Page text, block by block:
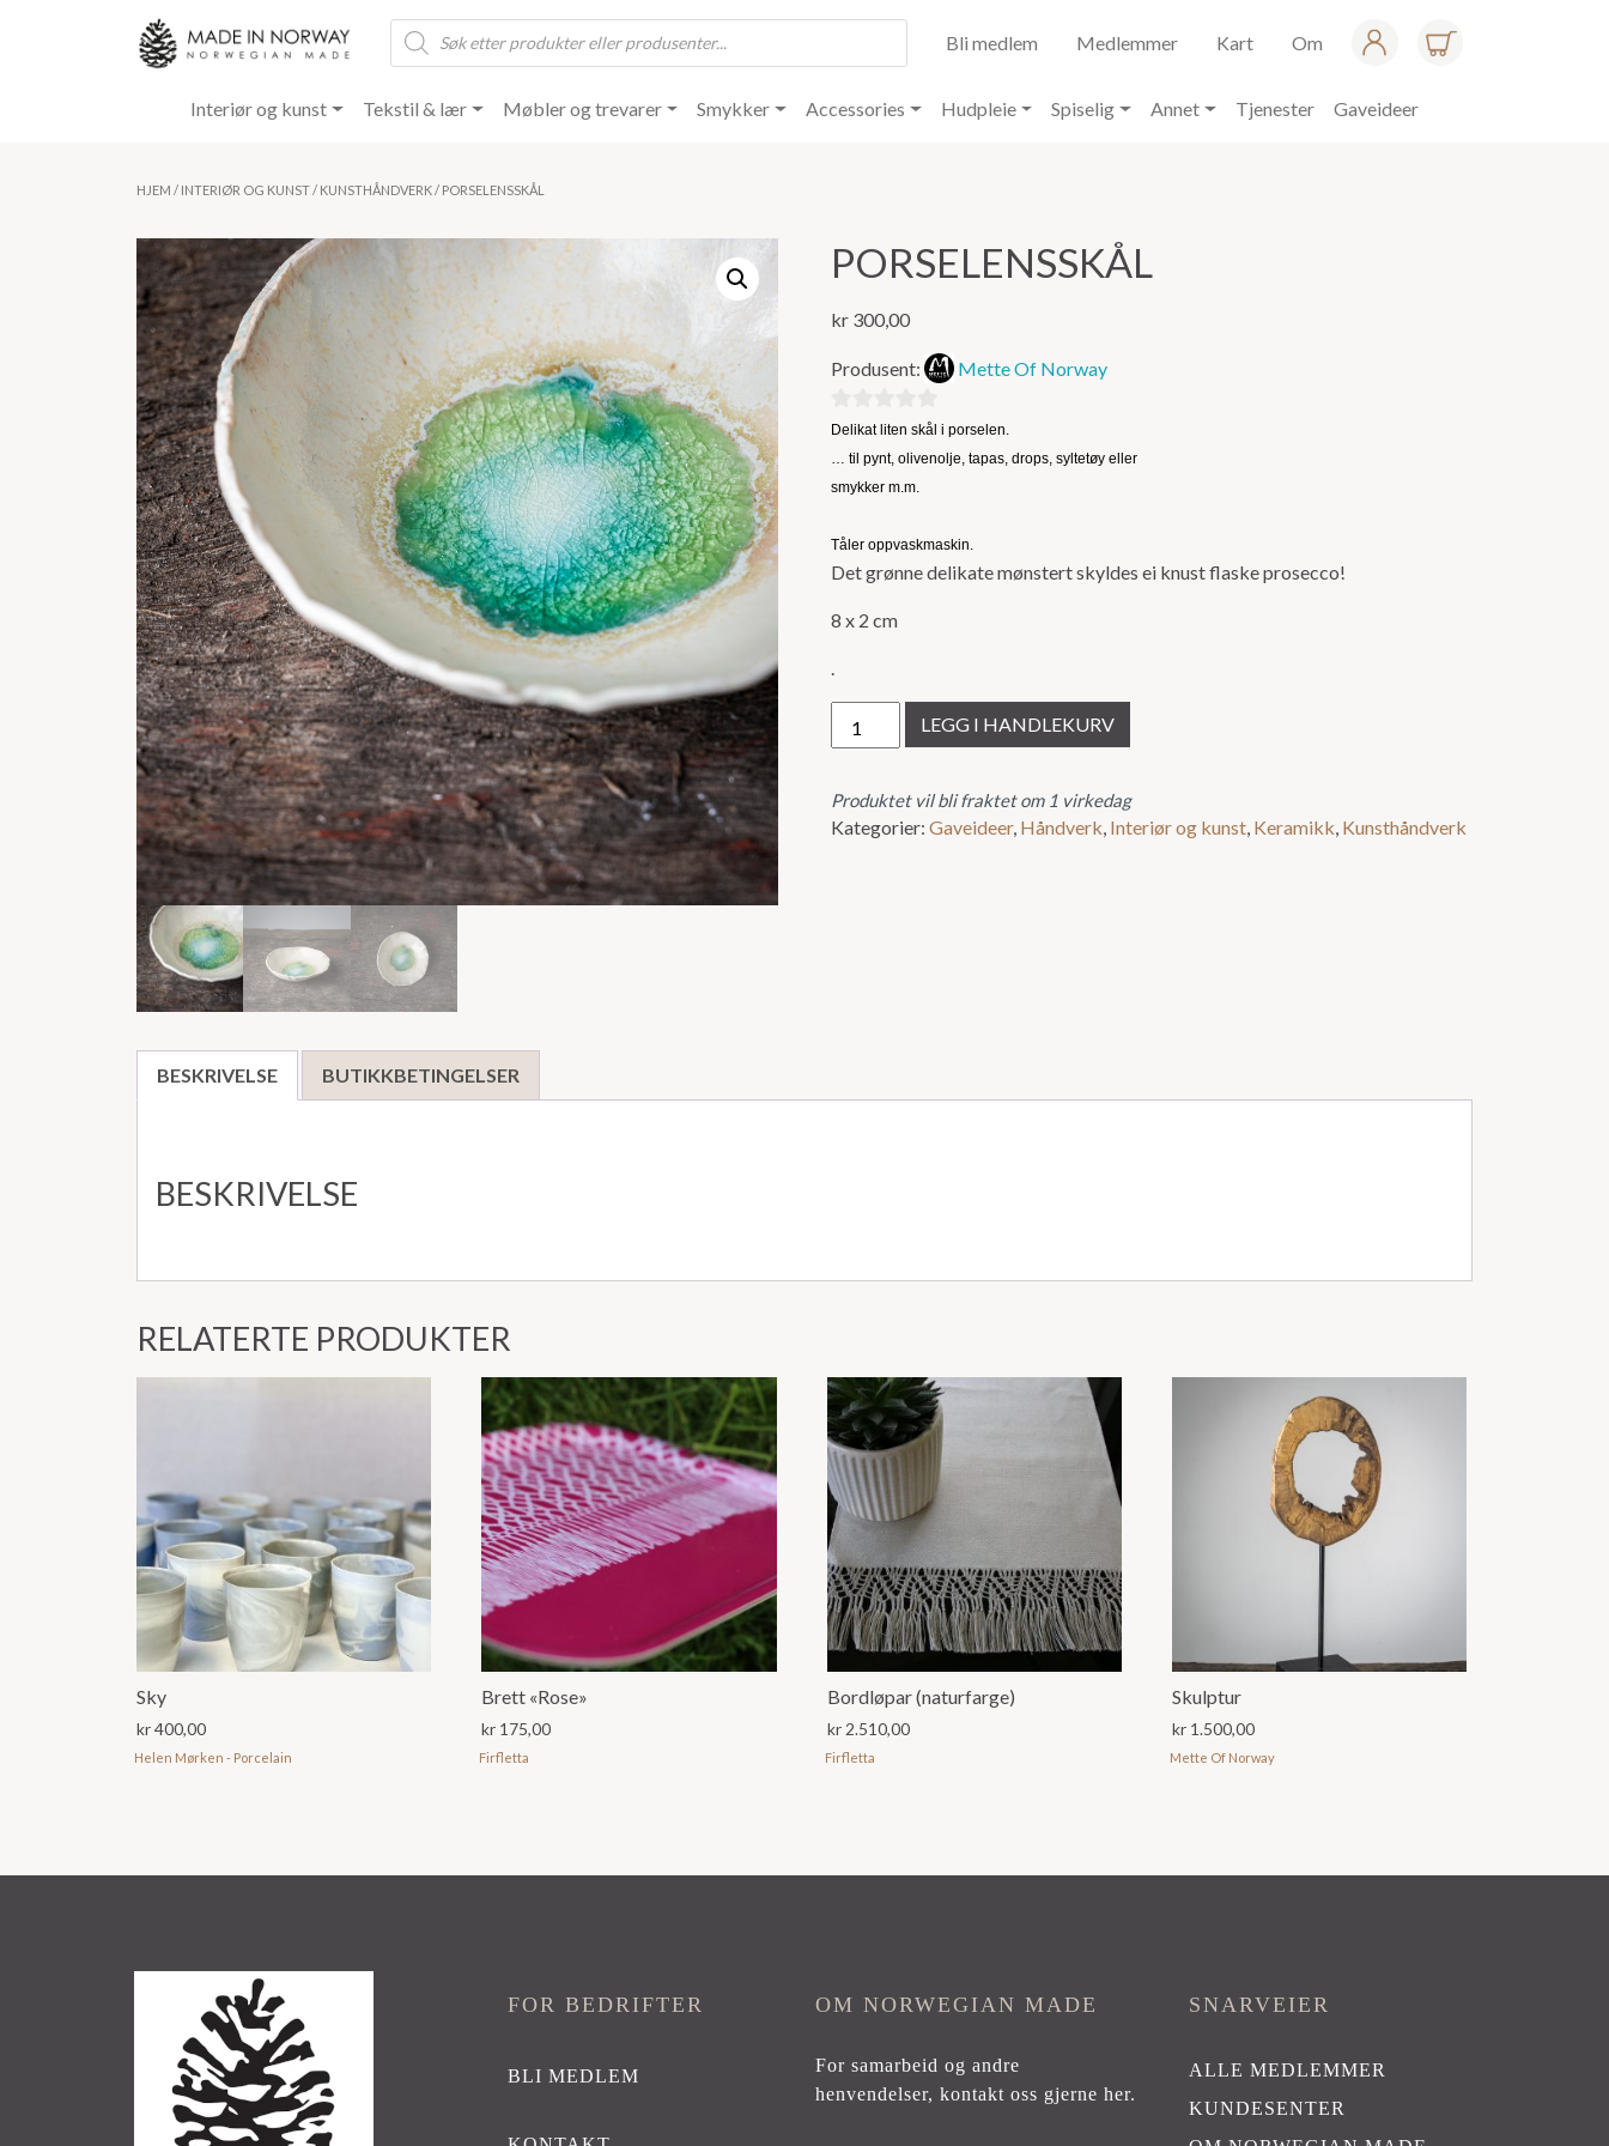
Products
search
Bli medlem Medlemmer Kart Om
Interiør og kunst Tekstil & lær Møbler og trevarer Smykker Accessories Hudpleie Spiselig Annet Tjenester Gaveideer
HJEM / INTERIØR OG KUNST/ KUNSTHÅNDVERK/ PORSELENSSKÅL
PORSELENSSKÅL
kr 300,00
Produsent: Mette Of Norway
0
av
Delikat liten skål i porselen.
… til pynt, olivenolje, tapas, drops, syltetøy eller
smykker m.m.
Tåler oppvaskmaskin.
Det grønne delikate mønstert skyldes ei knust flaske prosecco!
8 x 2 cm
.
Porselensskål
antall
LEGG I HANDLEKURV
Produktet vil bli fraktet om 1 virkedag
Kategorier:Gaveideer, Håndverk, Interiør og kunst, Keramikk, Kunsthåndverk
BESKRIVELSE BUTIKKBETINGELSER
BESKRIVELSE
RELATERTE PRODUKTER
Sky
kr400,00
Helen Mørken - Porcelain
Brett «Rose»
kr 175,00
Firfletta
Bordløpar (naturfarge)
kr2.510,00
Firfletta
Skulptur
kr 1.500,00
Mette Of Norway
FOR BEDRIFTER
BLI MEDLEM
OM NORWEGIAN MADE
For samarbeid og andre
henvendelser,kontakt oss gjerne her.
SNARVEIER
ALLE MEDLEMMER
KUNDESENTER